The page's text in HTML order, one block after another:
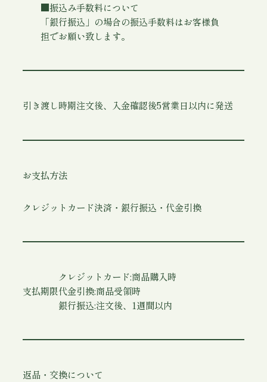
■振込み手数料について
「銀行振込」の場合の振込手数料はお客様負
担でお願い致します。
引き渡し時期注文後、入金確認後5営業日以内に発送
お支払方法
クレジットカード決済・銀行振込・代金引換
支払期限
クレジットカード:商品購入時
代金引換:商品受領時
銀行振込:注文後、1週間以内
返品・交換について